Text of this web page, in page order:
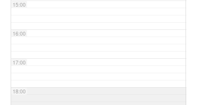
15:00
16:00
17:00
18:00